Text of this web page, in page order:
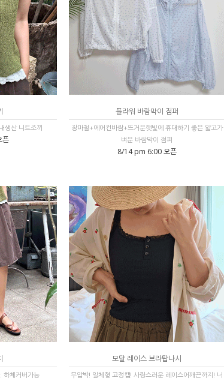
생산 니트조끼
플라워 바람막이 점퍼
장마철+에어컨바람+뜨거운햇빛에 휴대하기 좋은 얇고가
벼운 바람막이 점퍼
8/14 pm 6:00 오픈
하체커버가능
모달 레이스 브라탑나시
무압박! 일체형 고정캡! 사랑스러운 레이스어깨끈까지! 너